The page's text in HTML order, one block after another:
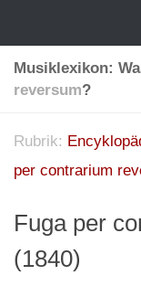
Musiklexikon:
reversum?
Rubrik:
per contrarium
Fuga per
(1840)